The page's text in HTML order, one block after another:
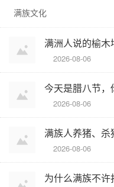
满族文化
满洲人说的榆木
2026-08-06
2026-08-06
满族人养猪、
2026-08-06
为什么满族不许